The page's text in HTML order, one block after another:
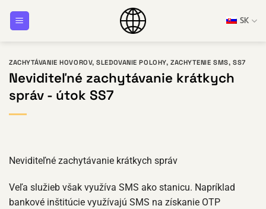
SK
ZACHYTÁVANIE HOVOROV,SLEDOVANIE POLOHY, ZACHYTENIE SMS, SS7
Neviditeľné zachytávanie krátkych
správ - útok SS7
Neviditeľné zachytávanie krátkych správ
Veľa služieb však využíva SMS ako stanicu. Napríklad
bankové inštitúcie využívajú SMS na získanie OTP